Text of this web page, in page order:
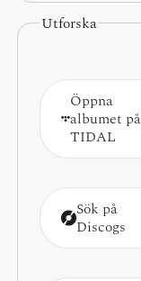
Utforska
Öppna
albumet på
TIDAL
Sök på
Discogs